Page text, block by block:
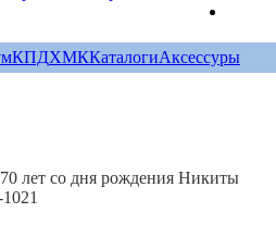
КПДХМККаталогиАксессуры
лет со дня рождения Никиты